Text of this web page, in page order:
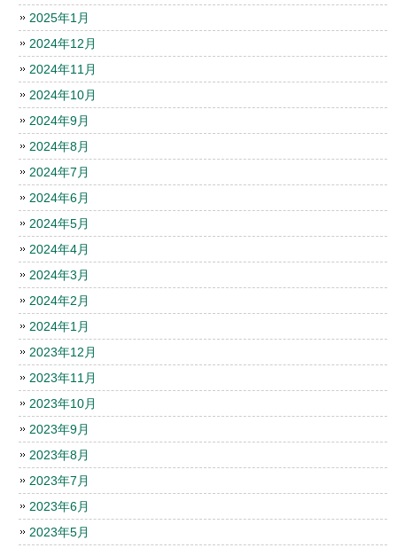
2025年1月
2024年12月
2024年11月
2024年10月
2024年9月
2024年8月
2024年7月
2024年6月
2024年5月
2024年4月
2024年3月
2024年2月
2024年1月
2023年12月
2023年11月
2023年10月
2023年9月
2023年8月
2023年7月
2023年6月
2023年5月